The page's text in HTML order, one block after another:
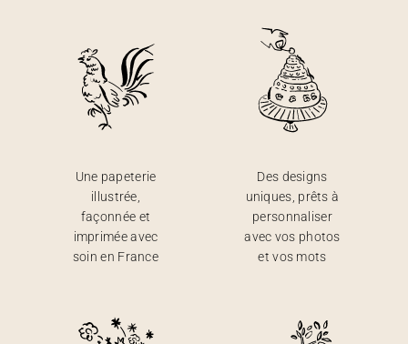
Une papeterie
illustrée,
façonnée et
imprimée avec
soin en France
Des designs
uniques, prêts à
personnaliser
avec vos photos
et vos mots